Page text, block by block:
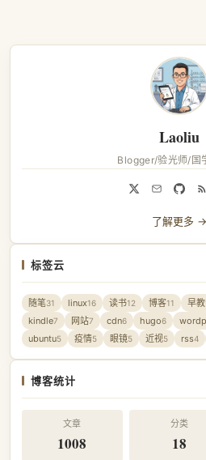
Laoliu
Blogger/验光师/国
了解更多 →
标签云
随笔31 linux16 读书12 博客11 早教
kindle7 网站7 cdn6 hugo6
ubuntu5 疫情5 眼镜5 近视5 rss4
博客统计
文章
1008
分类
18